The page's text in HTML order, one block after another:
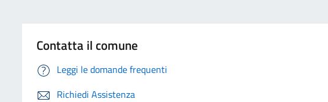
Contatta il comune
Leggi le domande frequenti
Richiedi Assistenza